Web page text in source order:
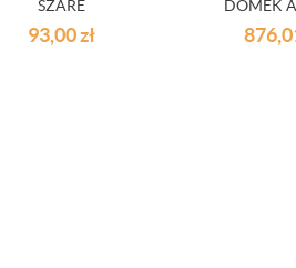
SZARE
93,00zł
DOMEK